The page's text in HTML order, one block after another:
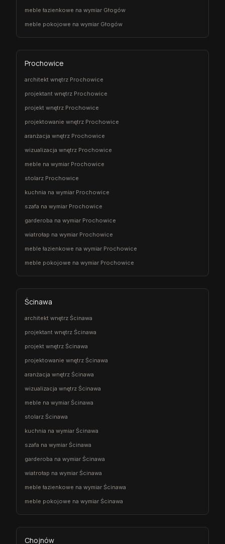
meble łazienkowe na wymiar Głogów
meble pokojowe na wymiar Głogów
Prochowice
architekt wnętrz Prochowice
projektant wnętrz Prochowice
projekt wnętrz Prochowice
projektowanie wnętrz Prochowice
aranżacja wnętrz Prochowice
wizualizacja wnętrz Prochowice
meble na wymiar Prochowice
stolarz Prochowice
kuchnia na wymiar Prochowice
szafa na wymiar Prochowice
garderoba na wymiar Prochowice
wiatrołap na wymiar Prochowice
meble łazienkowe na wymiar Prochowice
meble pokojowe na wymiar Prochowice
Ścinawa
architekt wnętrz Ścinawa
projektant wnętrz Ścinawa
projekt wnętrz Ścinawa
projektowanie wnętrz Ścinawa
aranżacja wnętrz Ścinawa
wizualizacja wnętrz Ścinawa
meble na wymiar Ścinawa
stolarz Ścinawa
kuchnia na wymiar Ścinawa
szafa na wymiar Ścinawa
garderoba na wymiar Ścinawa
wiatrołap na wymiar Ścinawa
meble łazienkowe na wymiar Ścinawa
meble pokojowe na wymiar Ścinawa
Chojnów